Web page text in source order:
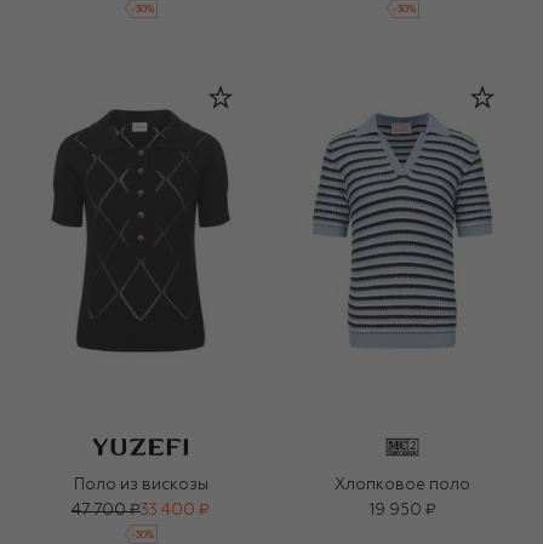
-30% -30%
Поло из вискозы
47 700 ₽33 400 ₽
-30%
Хлопковое поло
19 950 ₽